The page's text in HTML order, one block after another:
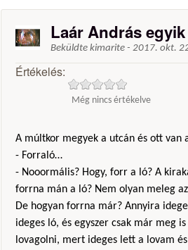
Laár András
Beküldte kimarite - 2017. okt.
Értékelés:
Még nincs értékelve
A múltkor megyek a utcán és ott van
- Forraló…
- Nooormális? Hogy, forr a ló? A
forrna mán a ló? Nem olyan meleg
De hogyan forrna már? Annyira
ideges ló, és egyszer csak már meg
lovagolni, mert ideges lett a lovam